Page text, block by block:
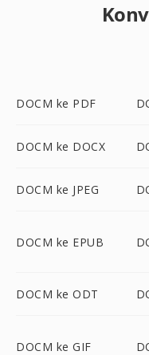
DOCM ke PDF
DOCM ke DOCX
DOCM ke JPEG
DOCM ke EPUB
DOCM ke ODT
DOCM ke GIF